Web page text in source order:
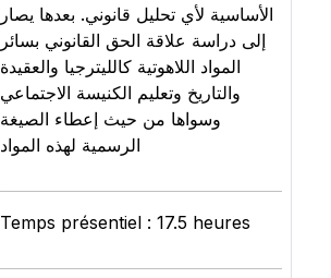
الأساسية لأي تحليل قانوني. بعدها يصار
إلى دراسة علاقة الحق القانوني بسائر
المواد اللاهوتية كالليترجيا والعقيدة
والتاريخ وتعليم الكنيسة الاجتماعي
وسواها من حيث إعطاء الصيغة
الرسمية لهذه المواد
Temps présentiel : 17.5 heures